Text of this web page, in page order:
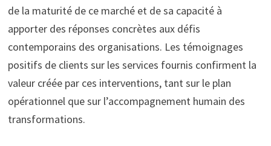
de la maturité de ce marché et de sa capacité à
apporter des réponses concrètes aux défis
contemporains des organisations. Les témoignages
positifs de clients sur les services fournis confirment la
valeur créée par ces interventions, tant sur le plan
opérationnel que sur l’accompagnement humain des
transformations.